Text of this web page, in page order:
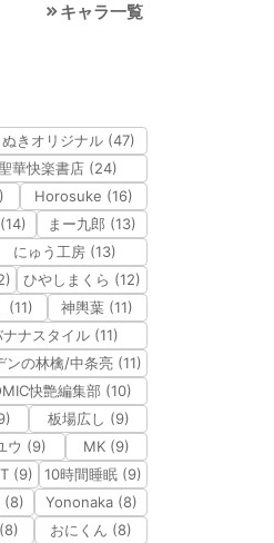
キャラ一覧
ぬきオリジナル (47)
華快楽書店 (24)
Horosuke (16)
まー九郎 (13)
にゅう工房 (13)
ひやしまくら (12)
(11)
神輿葉 (11)
ナナスタイル (11)
ンの林檎/中条亮 (11)
快艶編集部 (10)
板場広し (9)
ウ (9)
MK (9)
(9)
10時間睡眠 (9)
(8)
Yononaka (8)
おにくん (8)